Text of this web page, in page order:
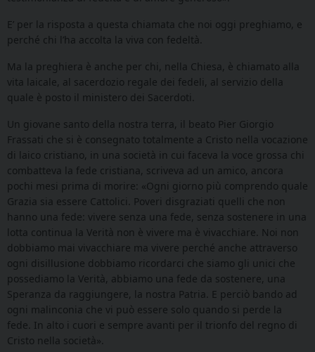
E’ per la risposta a questa chiamata che noi oggi preghiamo, e
perché chi l’ha accolta la viva con fedeltà.
Ma la preghiera è anche per chi, nella Chiesa, è chiamato alla
vita laicale, al sacerdozio regale dei fedeli, al servizio della
quale è posto il ministero dei Sacerdoti.
Un giovane santo della nostra terra, il beato Pier Giorgio
Frassati che si è consegnato totalmente a Cristo nella vocazione
di laico cristiano, in una società in cui faceva la voce grossa chi
combatteva la fede cristiana, scriveva ad un amico, ancora
pochi mesi prima di morire: «Ogni giorno più comprendo quale
Grazia sia essere Cattolici. Poveri disgraziati quelli che non
hanno una fede: vivere senza una fede, senza sostenere in una
lotta continua la Verità non è vivere ma è vivacchiare. Noi non
dobbiamo mai vivacchiare ma vivere perché anche attraverso
ogni disillusione dobbiamo ricordarci che siamo gli unici che
possediamo la Verità, abbiamo una fede da sostenere, una
Speranza da raggiungere, la nostra Patria. E perciò bando ad
ogni malinconia che vi può essere solo quando si perde la
fede. In alto i cuori e sempre avanti per il trionfo del regno di
Cristo nella società».